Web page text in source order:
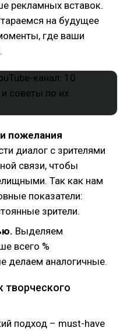
рекламных вставок.
на будущее
где ваши
пожелания
диалог с зрителями
связи, чтобы
Так как нам
показатели:
зрители.
Выделяем
всего %
делаем аналогичные.
подход – must-have